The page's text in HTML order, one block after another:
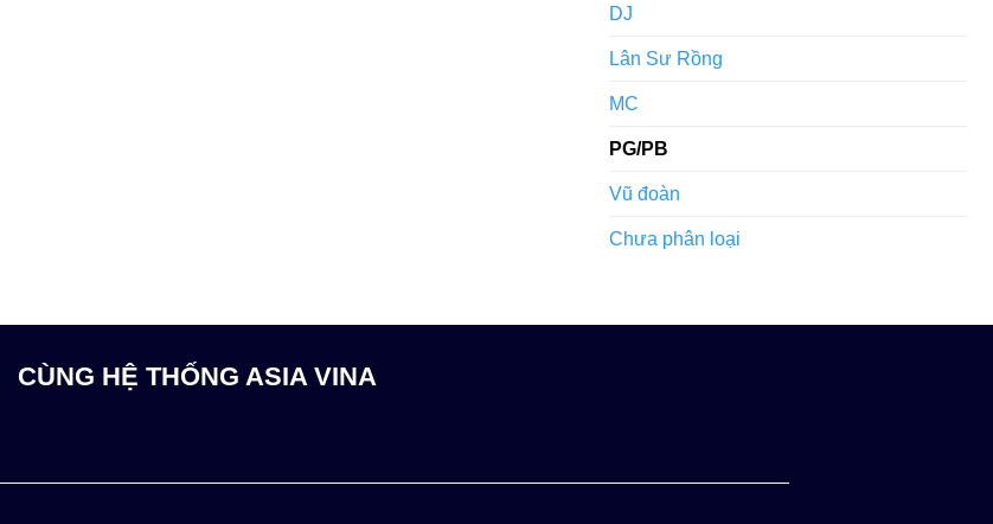
DJ
Lân Sư Rồng
MC
PG/PB
Vũ đoàn
Chưa phân loại
CÙNG HỆ THỐNG ASIA VINA